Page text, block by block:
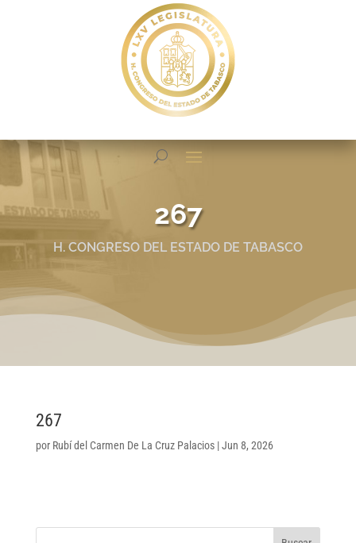
267
H. CONGRESO DEL ESTADO DE TABASCO
267
por Rubí del Carmen De La Cruz Palacios|Jun 8, 2026